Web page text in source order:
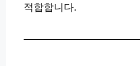
적합합니다.